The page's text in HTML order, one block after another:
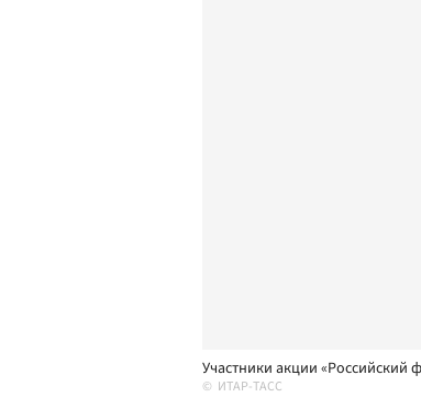
Участники акции «Российский
ИТАР-ТАСС